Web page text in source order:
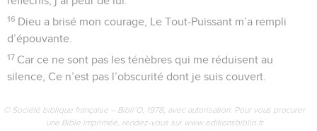
16 Dieu a brisé mon courage, Le Tout-Puissant m’a rempli
d’épouvante.
17 Car ce ne sont pas les ténèbres qui me réduisent au
silence, Ce n’est pas l’obscurité dont je suis couvert.
© Société biblique française – Bibli’O, 1978, avec autorisation. Pour vous procurer
une Bible imprimée, rendez-vous sur www.editionsbiblio.fr